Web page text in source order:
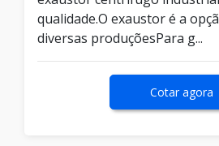
qualidade.O exaustor é a
diversas produçõesPara g...
Cotar agora